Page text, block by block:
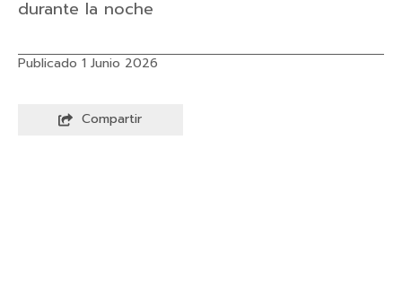
durante la noche
Publicado 1 Junio 2026
Compartir